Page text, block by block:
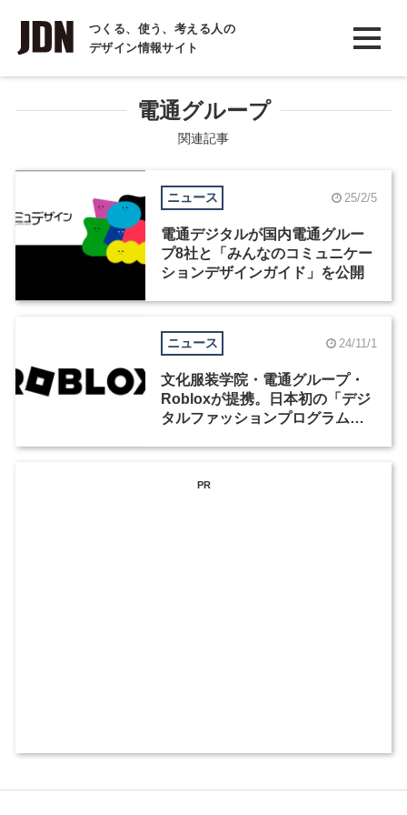
つくる、使う、考える人の
デザイン情報サイト
INTERVIEW
インタビュー
COLUMN
コラム
電通グループ
関連記事
ニュース 25/2/5
電通デジタルが国内電通グルー
プ8社と「みんなのコミュニケー
ションデザインガイド」を公開
ニュース 24/11/1
文化服装学院・電通グループ・
Robloxが提携。日本初の「デジ
タルファッションプログラム」
PR